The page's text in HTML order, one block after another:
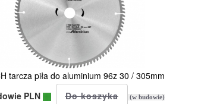
tarcza piła do aluminium 96z 30 / 305mm
PLN
(w budowie)